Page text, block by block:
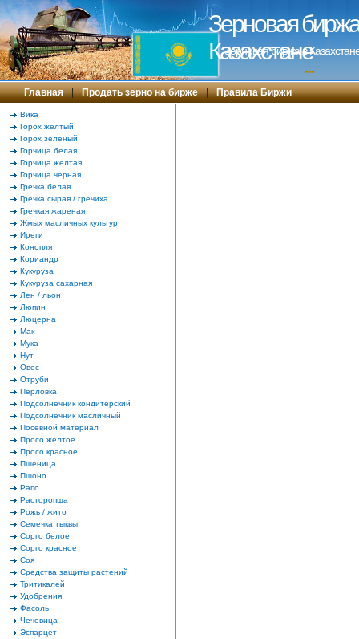
Зерновая
Казахстане
Зерновая биржа в
---
Главная | Продать зерно на бирже | Правила Биржи
Вика
Горох желтый
Горох зеленый
Горчица белая
Горчица желтая
Горчица черная
Гречка белая
Гречка сырая / гречиха
Гречкая жареная
Жмых масличных культур
Иреги
Конопля
Кориандр
Кукуруза
Кукуруза сахарная
Лен / льон
Люпин
Люцерна
Мак
Мука
Нут
Овес
Отруби
Перловка
Подсолнечник кондитерский
Подсолнечник масличный
Посевной материал
Просо желтое
Просо красное
Пшеница
Пшоно
Рапс
Расторопша
Рожь / жито
Семечка тыквы
Сорго белое
Сорго красное
Соя
Средства защиты растений
Тритикалей
Удобрения
Фасоль
Чечевица
Эспарцет